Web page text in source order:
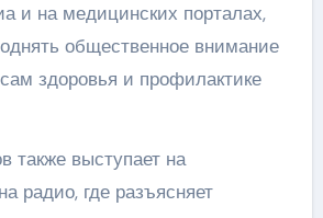
и на медицинских порталах,
общественное внимание
здоровья и профилактике
также выступает на
радио, где разъясняет